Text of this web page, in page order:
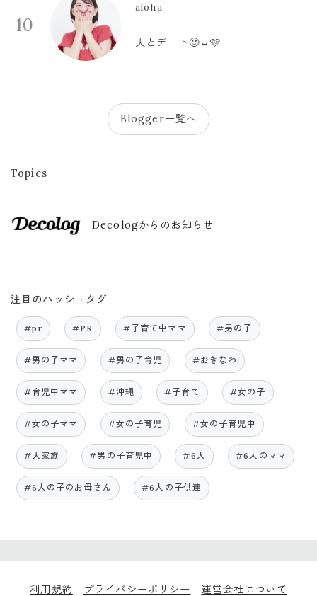
10
aloha
夫とデート🙂‍↔️🩷
Blogger一覧へ
Topics
Decologからのお知らせ
注目のハッシュタグ
#pr #PR #子育て中ママ #男の子
#男の子ママ #男の子育児 #おきなわ
#育児中ママ #沖縄 #子育て #女の子
#女の子ママ #女の子育児 #女の子育児中
#大家族 #男の子育児中 #6人 #6人のママ
#6人の子のお母さん #6人の子供達
利用規約 プライバシーポリシー 運営会社について